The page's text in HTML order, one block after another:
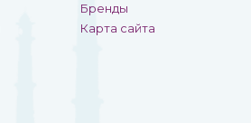
Бренды
Карта сайта